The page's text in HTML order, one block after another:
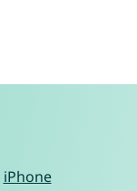
iPhone